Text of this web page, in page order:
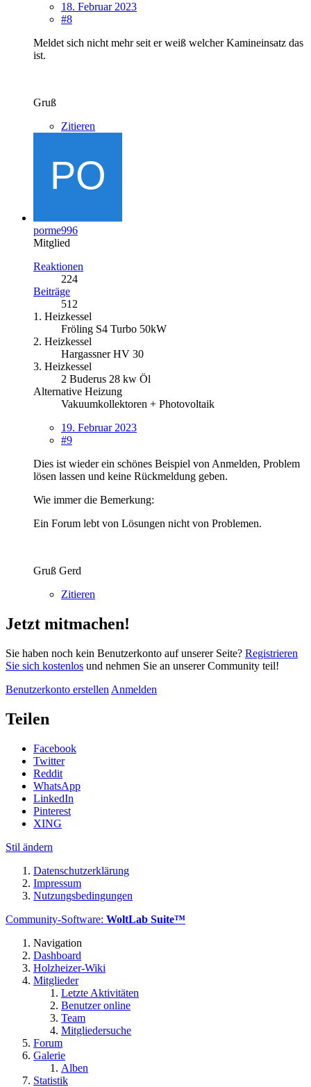
18. Februar 2023
#8
Meldet sich nicht mehr seit er weiß welcher Kamineinsatz das
ist.
Gruß
Zitieren
porme996
Mitglied
Reaktionen
224
Beiträge
512
1. Heizkessel
Fröling S4 Turbo 50kW
2. Heizkessel
Hargassner HV 30
3. Heizkessel
2 Buderus 28 kw Öl
Alternative Heizung
Vakuumkollektoren + Photovoltaik
19. Februar 2023
#9
Dies ist wieder ein schönes Beispiel von Anmelden, Problem
lösen lassen und keine Rückmeldung geben.
Wie immer die Bemerkung:
Ein Forum lebt von Lösungen nicht von Problemen.
Gruß Gerd
Zitieren
Jetzt mitmachen!
Sie haben noch kein Benutzerkonto auf unserer Seite? Registrieren
Sie sich kostenlos und nehmen Sie an unserer Community teil!
Benutzerkonto erstellen Anmelden
Teilen
Facebook
Twitter
Reddit
WhatsApp
LinkedIn
Pinterest
XING
Stil ändern
Datenschutzerklärung
Impressum
Nutzungsbedingungen
Community-Software: WoltLab Suite™
Navigation
Dashboard
Holzheizer-Wiki
Mitglieder
Letzte Aktivitäten
Benutzer online
Team
Mitgliedersuche
Forum
Galerie
Alben
Statistik